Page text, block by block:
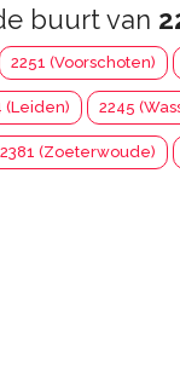
buurt van
2251 (Voorschoten)
(Leiden) 2245
2381 (Zoeterwoude)